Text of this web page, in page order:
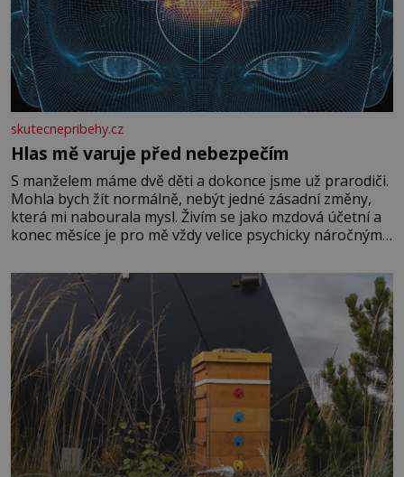
skutecnepribehy.cz
Hlas mě varuje před nebezpečím
S manželem máme dvě děti a dokonce jsme už prarodiči.
Mohla bych žít normálně, nebýt jedné zásadní změny,
která mi nabourala mysl. Živím se jako mzdová účetní a
konec měsíce je pro mě vždy velice psychicky náročným
dál častěji volá o pomoc, co se hlídání týče. Dalo by se